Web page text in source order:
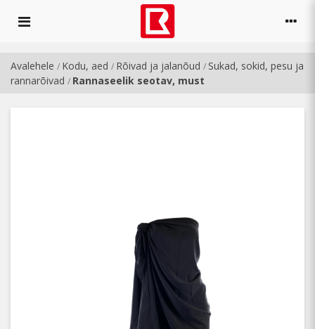
Avalehele / Kodu, aed / Rõivad ja jalanõud / Sukad, sokid, pesu ja
rannarõivad / Rannaseelik seotav, must